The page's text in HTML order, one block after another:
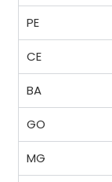
PE
CE
BA
GO
MG